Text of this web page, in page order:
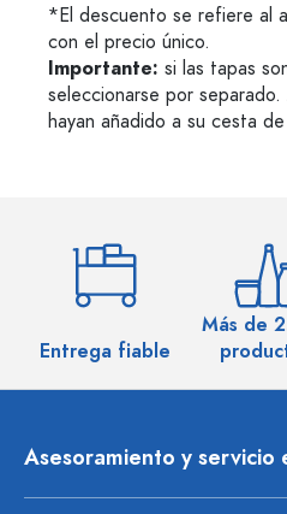
*El descuento se refiere al
con el precio único.
Importante: si las tapas
seleccionarse por
hayan añadido a su cesta
Entrega fiable
Más de
Asesoramiento y servicio